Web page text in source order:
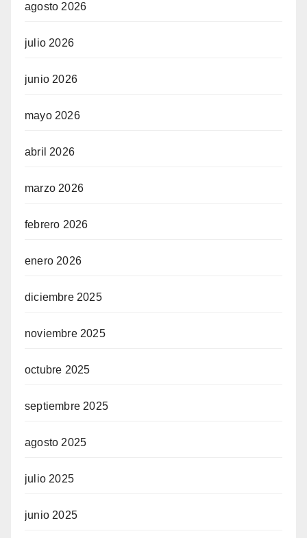
agosto 2026
julio 2026
junio 2026
mayo 2026
abril 2026
marzo 2026
febrero 2026
enero 2026
diciembre 2025
noviembre 2025
octubre 2025
septiembre 2025
agosto 2025
julio 2025
junio 2025